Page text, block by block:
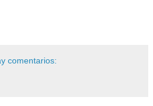
comentarios: